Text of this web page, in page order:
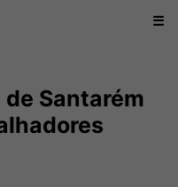
☰
Santarém